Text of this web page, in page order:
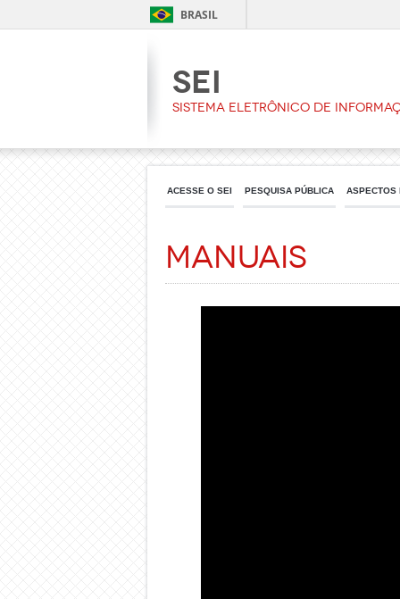
BRASIL
Sei
Sistema Eletrônico de
ACESSE O SEI PESQUISA PÚBLICA ASPECTOS
Manuais